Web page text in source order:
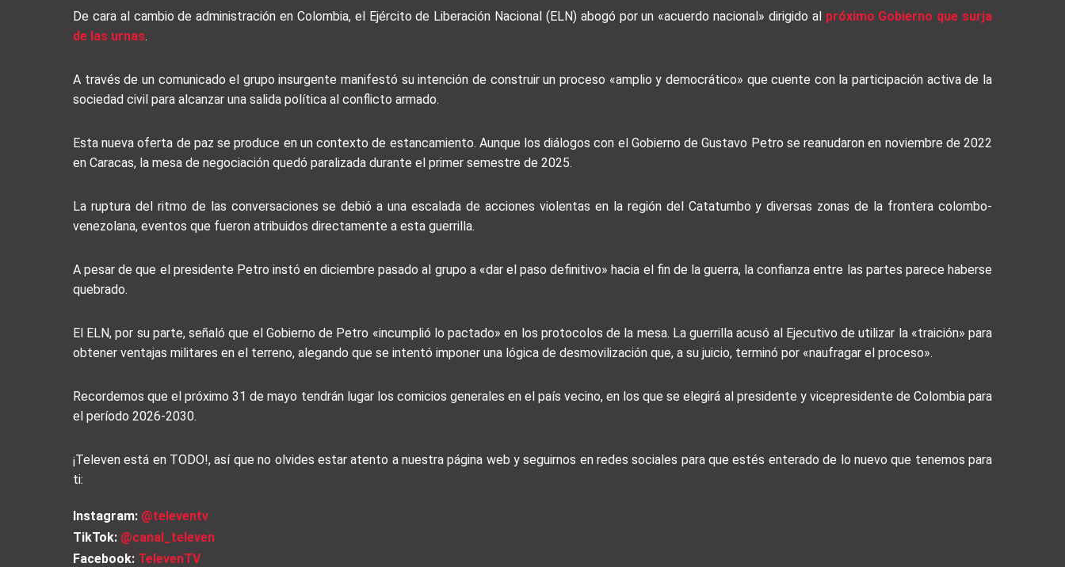
De cara al cambio de administración en Colombia, el Ejército de Liberación Nacional (ELN) abogó por un «acuerdo nacional» dirigido al próximo Gobierno que surja
de las urnas.
A través de un comunicado el grupo insurgente manifestó su intención de construir un proceso «amplio y democrático» que cuente con la participación activa de la
sociedad civil para alcanzar una salida política al conflicto armado.
Esta nueva oferta de paz se produce en un contexto de estancamiento. Aunque los diálogos con el Gobierno de Gustavo Petro se reanudaron en noviembre de 2022
en Caracas, la mesa de negociación quedó paralizada durante el primer semestre de 2025.
La ruptura del ritmo de las conversaciones se debió a una escalada de acciones violentas en la región del Catatumbo y diversas zonas de la frontera colombo-
venezolana, eventos que fueron atribuidos directamente a esta guerrilla.
A pesar de que el presidente Petro instó en diciembre pasado al grupo a «dar el paso definitivo» hacia el fin de la guerra, la confianza entre las partes parece haberse
quebrado.
El ELN, por su parte, señaló que el Gobierno de Petro «incumplió lo pactado» en los protocolos de la mesa. La guerrilla acusó al Ejecutivo de utilizar la «traición» para
obtener ventajas militares en el terreno, alegando que se intentó imponer una lógica de desmovilización que, a su juicio, terminó por «naufragar el proceso».
Recordemos que el próximo 31 de mayo tendrán lugar los comicios generales en el país vecino, en los que se elegirá al presidente y vicepresidente de Colombia para
el período 2026-2030.
¡Televen está en TODO!, así que no olvides estar atento a nuestra página web y seguirnos en redes sociales para que estés enterado de lo nuevo que tenemos para
ti:
Instagram: @televentv
TikTok: @canal_televen
Facebook: TelevenTV